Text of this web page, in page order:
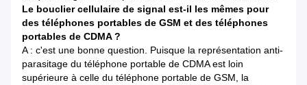
Le bouclier cellulaire de signal est-il les mêmes pour
des téléphones portables de GSM et des téléphones
portables de CDMA ?
A : c'est une bonne question. Puisque la représentation anti-
parasitage du téléphone portable de CDMA est loin
supérieure à celle du téléphone portable de GSM, la